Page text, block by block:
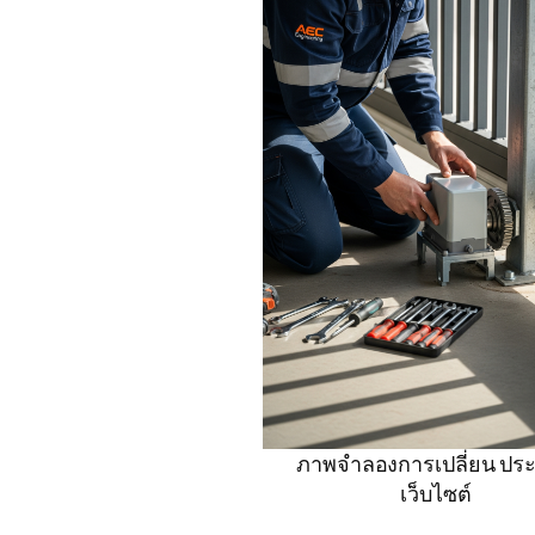
ภาพจำลองการเปลี่ยน ปร
เว็บไซต์